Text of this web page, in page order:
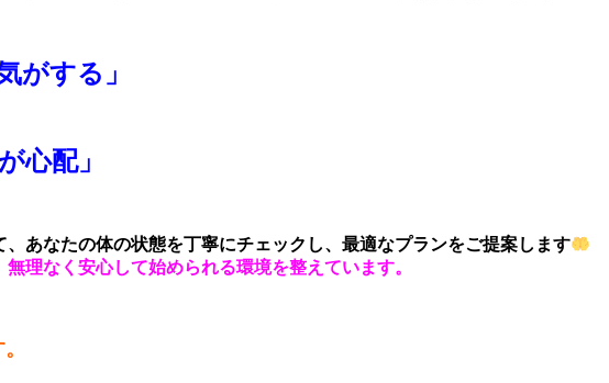
がする」
心配」
あなたの体の状態を丁寧にチェックし、最適なプランをご提案します
理なく安心して始められる環境を整えています。